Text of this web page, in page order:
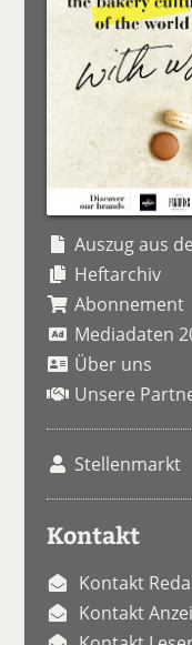
Auszug aus
Heftarchiv
Abonnement
Mediadaten
Über uns
Unsere
Stellenmarkt
Kontakt
Kontakt
Kontakt